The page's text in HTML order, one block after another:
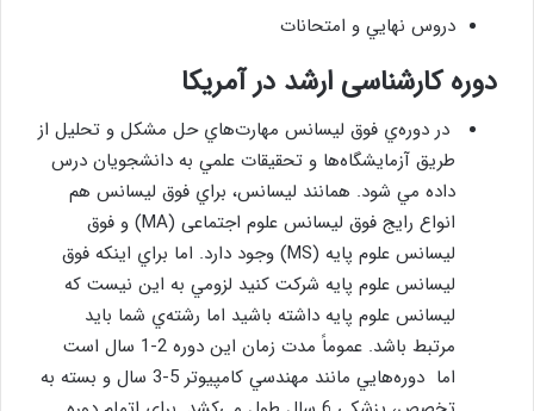
دروس نهايي و امتحانات
دوره کارشناسی ارشد در آمریکا
در دوره‌ي فوق ليسانس مهارت‌هاي حل مشكل و تحليل از
طريق آزمايشگاه‌ها و تحقيقات علمي به دانشجويان درس
داده مي شود. همانند ليسانس، براي فوق ليسانس هم
انواع رايج فوق لیسانس علوم اجتماعی (MA) و فوق
لیسانس علوم پايه (MS) وجود دارد. اما براي اينكه فوق
ليسانس علوم پايه شركت كنيد لزومي به اين نيست كه
ليسانس علوم پايه داشته باشيد اما رشته‌ي شما بايد
مرتبط باشد. عموماً مدت زمان اين دوره 2-1 سال است
اما دوره‌هايي مانند مهندسي كامپيوتر 5-3 سال و بسته به